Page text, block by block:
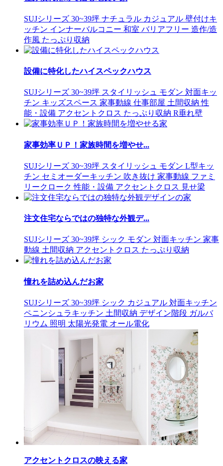
SUJシリーズ 30~39坪 ナチュラル カジュアル 壁付けキ
ッチン インナーバルコニー 和室 バリアフリー 造作/造
作風 たっぷり収納
設備に特化したハイスペックハウス
SUJシリーズ 30~39坪 スタイリッシュ モダン 対面キッ
チン キッズスペース 家事動線 仕事部屋 土間収納 性
能・設備 アクセントクロス たっぷり収納 R垂れ壁
家事効率ＵＰ！家族時間を増やせ...
SUJシリーズ 30~39坪 スタイリッシュ モダン L型キッ
チン セミオーダーキッチン 吹き抜け 家事動線 ファミ
リークローク 性能・設備 アクセントクロス 見せ梁
注文住宅ならではの独特な外観デ...
SUJシリーズ 30~39坪 シック モダン 対面キッチン 家事
動線 土間収納 アクセントクロス たっぷり収納
憧れを詰め込んだお家
SUJシリーズ 30~39坪 シック カジュアル 対面キッチン
ペニンシュラキッチン 土間収納 デザイン階段 ガルバ
リウム 照明 太陽光発電 オール電化
アクセントクロスの映える家